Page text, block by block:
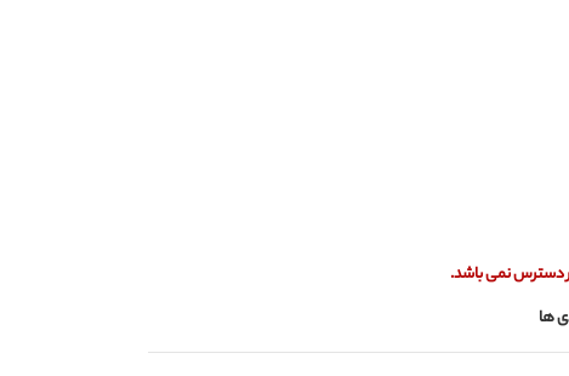
دسترس نمی باشد.
ها